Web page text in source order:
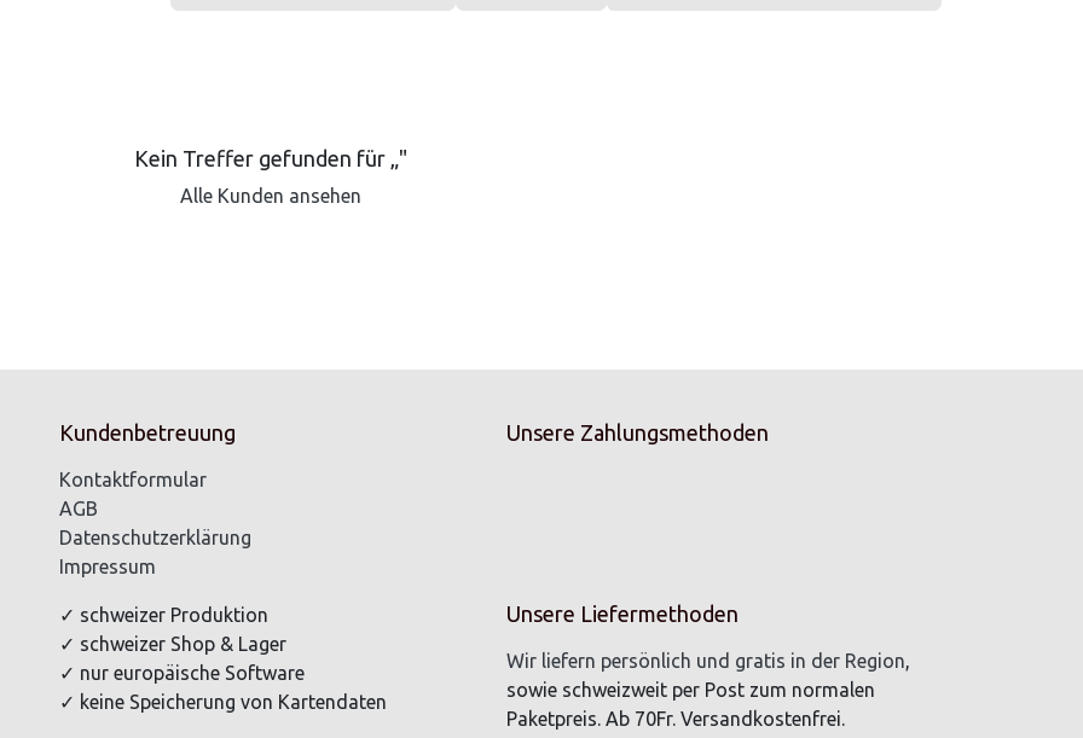
Kein Treffer gefunden für „"
Alle Kunden ansehen
Kundenbetreuung
Kontaktformular
AGB
Datenschutzerklärung
Impressum
✓ schweizer Produktion
✓ schweizer Shop & Lager
✓ nur europäische Software
✓ keine Speicherung von Kartendaten
Unsere Zahlungsmethoden
Unsere Liefermethoden
Wir liefern persönlich und gratis in der Region,
sowie schweizweit per Post zum normalen
Paketpreis. Ab 70Fr. Versandkostenfrei.